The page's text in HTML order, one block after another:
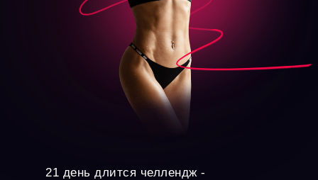
21 день длится челлендж -